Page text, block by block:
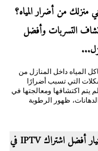
منزلك من أضرار المياه؟
التسربات وأفضل
المياه داخل المنازل من
التي تسبب أضرارًا
لم يتم اكتشافها ومعالجتها في
ظهور الرطوبة
دليل اختيار أفضل اشتراك IPTV في